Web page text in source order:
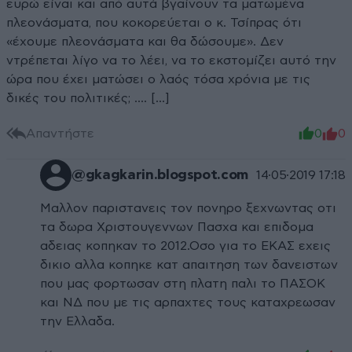
ευρώ είναι και από αυτά βγαίνουν τα ματωμένα
πλεονάσματα, που κοκορεύεται ο κ. Τσίπρας ότι
«έχουμε πλεονάσματα και θα δώσουμε». Δεν
ντρέπεται λίγο να το λέει, να το εκστομίζει αυτό την
ώρα που έχει ματώσει ο λαός τόσα χρόνια με τις
δικές του πολιτικές; .... [...]
Απαντήστε 0 0
@gkagkarin.blogspot.com 14·05·2019 17:18
Μαλλον παριστανεις τον πονηρο ξεχνωντας οτι
τα δωρα Χριστουγεννων Πασχα και επιδομα
αδειας κοπηκαν το 2012.Οσο για το ΕΚΑΣ εχεις
δικιο αλλα κοπηκε κατ απαιτηση των δανειστων
που μας φορτωσαν στη πλατη παλι το ΠΑΣΟΚ
και ΝΔ που με τις αρπαχτες τους καταχρεωσαν
την Ελλαδα.